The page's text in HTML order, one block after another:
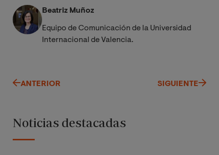
Beatriz Muñoz
Equipo de Comunicación de la Universidad
Internacional de Valencia.
ANTERIOR SIGUIENTE
Noticias destacadas